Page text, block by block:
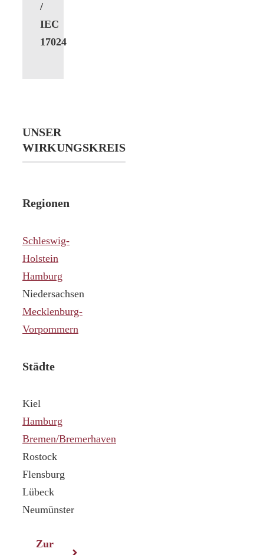
/
IEC
17024
UNSER
WIRKUNGSKREIS
Regionen
Schleswig-
Holstein
Hamburg
Niedersachsen
Mecklenburg-
Vorpommern
Städte
Kiel
Hamburg
Bremen/Bremerhaven
Rostock
Flensburg
Lübeck
Neumünster
Zur